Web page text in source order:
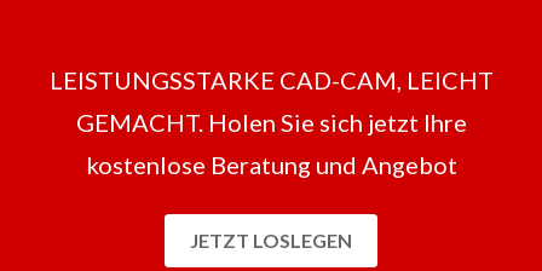
LEISTUNGSSTARKE CAD-CAM, LEICHT
GEMACHT. Holen Sie sich jetzt Ihre
kostenlose Beratung und Angebot
JETZT LOSLEGEN